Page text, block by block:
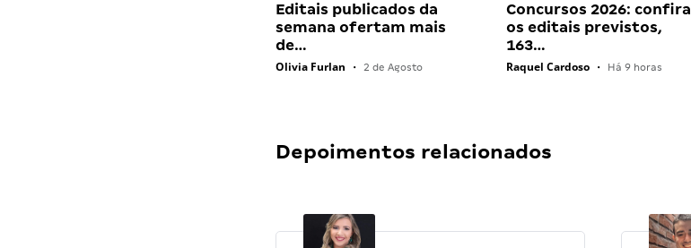
Editais publicados da
semana ofertam mais
de…
Olivia Furlan • 2 de Agosto
Concursos 2026: confira
os editais previstos,
163…
Raquel Cardoso • Há 9 horas
Depoimentos relacionados